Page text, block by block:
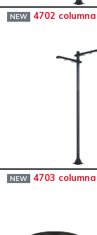
NEW 4702 columna
NEW 4703 columna